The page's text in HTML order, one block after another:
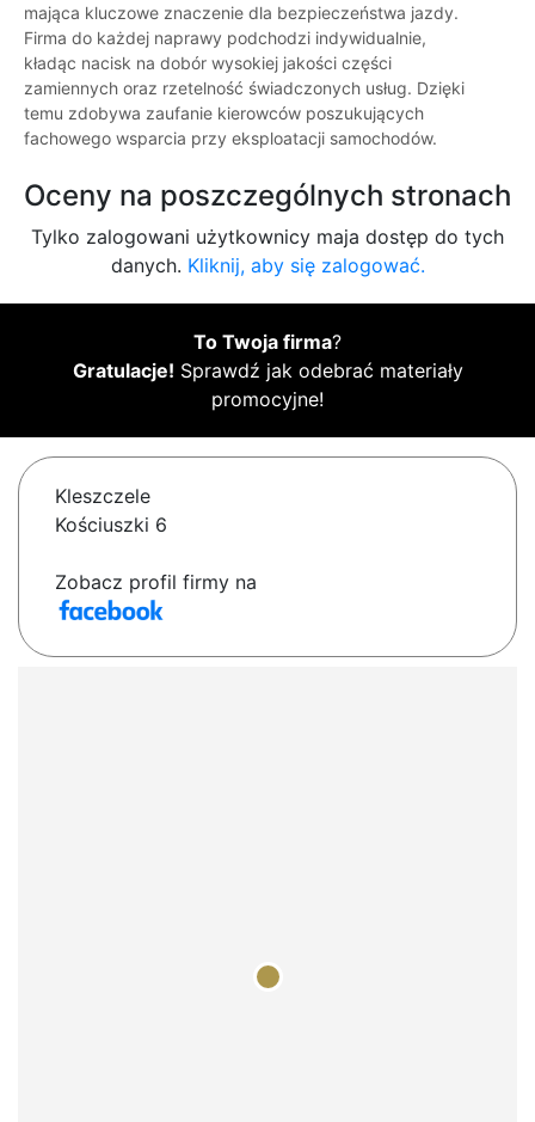
mająca kluczowe znaczenie dla bezpieczeństwa jazdy.
Firma do każdej naprawy podchodzi indywidualnie,
kładąc nacisk na dobór wysokiej jakości części
zamiennych oraz rzetelność świadczonych usług. Dzięki
temu zdobywa zaufanie kierowców poszukujących
fachowego wsparcia przy eksploatacji samochodów.
Oceny na poszczególnych stronach
Tylko zalogowani użytkownicy maja dostęp do tych
danych. Kliknij, aby się zalogować.
To Twoja firma?
Gratulacje! Sprawdź jak odebrać materiały
promocyjne!
Kleszczele
Kościuszki 6
Zobacz profil firmy na